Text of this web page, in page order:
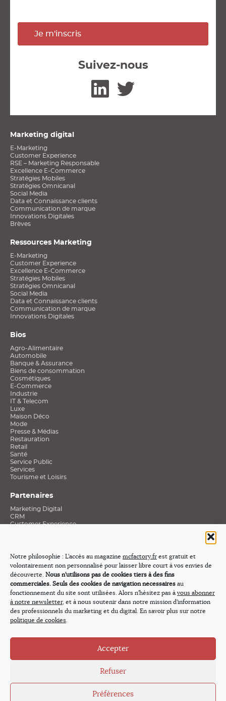
Notre philosophie : L'accès au magazine mcfactory.fr est gratuit et
volontairement non personnalisé pour laisser libre court à vos envies de
découverte. Nous n'utilisons pas de cookies tiers à des fins
commerciales. Seuls des cookies de navigation nécessaires au
fonctionnement du site sont utilisées. Alors n'hésitez pas à vous abonner
à notre newsletter, et à nous soutenir dans notre mission d'information
des professionnels du marketing et du digital. En savoir plus sur notre
politique de cookies
Accepter
Refuser
Préférences
Marketing digital
E-Marketing
Customer Experience
RSE – Marketing Responsable
Excellence E-Commerce
Stratégies Mobiles
Stratégies Omnicanal
Social Media
Data et Connaissance clients
Communication de marque
Innovations Digitales
Brèves
Ressources Marketing
E-Marketing
Customer Experience
Excellence E-Commerce
Stratégies Mobiles
Stratégies Omnicanal
Social Media
Data et Connaissance clients
Communication de marque
Innovations Digitales
Bios
Agro-Alimentaire
Automobile
Banque & Assurance
Biens de consommation
Cosmétiques
E-Commerce
Industrie
IT & Telecom
Luxe
Maison Déco
Mode
Presse & Médias
Restauration
Retail
Santé
Service Public
Services
Tourisme et Loisirs
Partenaires
Marketing Digital
CRM
Customer Experience
Excellence E-Commerce
Médias
Revue de presse
Nos émissions
Webtv « Innovation & Cross-média »
Et si j’étais Président
Demain, les Marques…
Expérience Client Stories
Évasions
Les Regards Croisés du Marketing Digital
La Boîte à Outils du Digital Marketer
Visions d’experts
Je m'inscris
Suivez-nous
Linkedin